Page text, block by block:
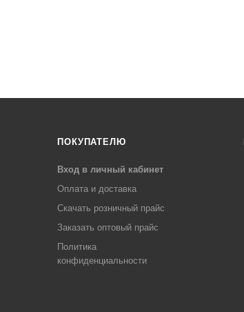
ПОКУПАТЕЛЮ
Вход в личный кабинет
Оплата и доставка
Скачать розничный прайс
Заказать оптовый прайс
Политика
конфиденциальности